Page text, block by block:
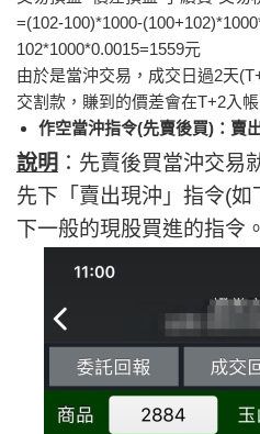
=(102-100)*1000-
102*1000*0.0015=1559元
由於是當沖交易，成交日過2天
交割款，賺到的價差會在T+2入帳
作空當沖指令(先賣後買)：賣
說明 ：先賣後買當沖交易
先下「賣出現沖」指令(
下一般的現股買進的指令。